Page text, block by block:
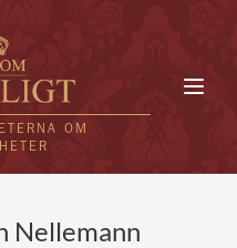
OM
Nellemann